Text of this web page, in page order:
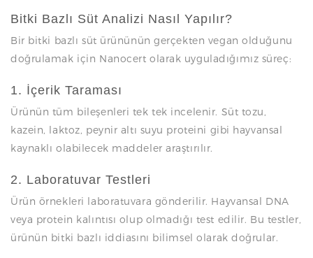
Bitki Bazlı Süt Analizi Nasıl Yapılır?
Bir bitki bazlı süt ürününün gerçekten vegan olduğunu
doğrulamak için Nanocert olarak uyguladığımız süreç:
1. İçerik Taraması
Ürünün tüm bileşenleri tek tek incelenir. Süt tozu,
kazein, laktoz, peynir altı suyu proteini gibi hayvansal
kaynaklı olabilecek maddeler araştırılır.
2. Laboratuvar Testleri
Ürün örnekleri laboratuvara gönderilir. Hayvansal DNA
veya protein kalıntısı olup olmadığı test edilir. Bu testler,
ürünün bitki bazlı iddiasını bilimsel olarak doğrular.